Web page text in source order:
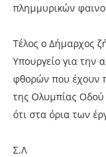
πλημμυρικών
Τέλος ο Δήμαρχος
Υπουργείο για την
φθορών που έχουν
της Ολυμπίας Οδού
ότι στα όρια των
Σ.Λ